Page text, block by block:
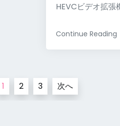
HEVCビデオ拡
Continue Reading
1 2 3 次へ